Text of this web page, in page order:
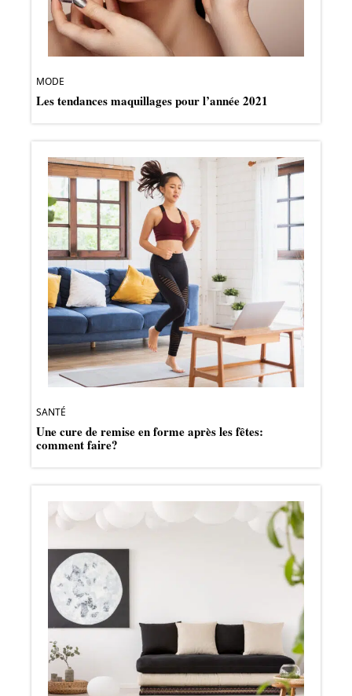
MODE
Les tendances maquillages pour l’année 2021
SANTÉ
Une cure de remise en forme après les fêtes:
comment faire?